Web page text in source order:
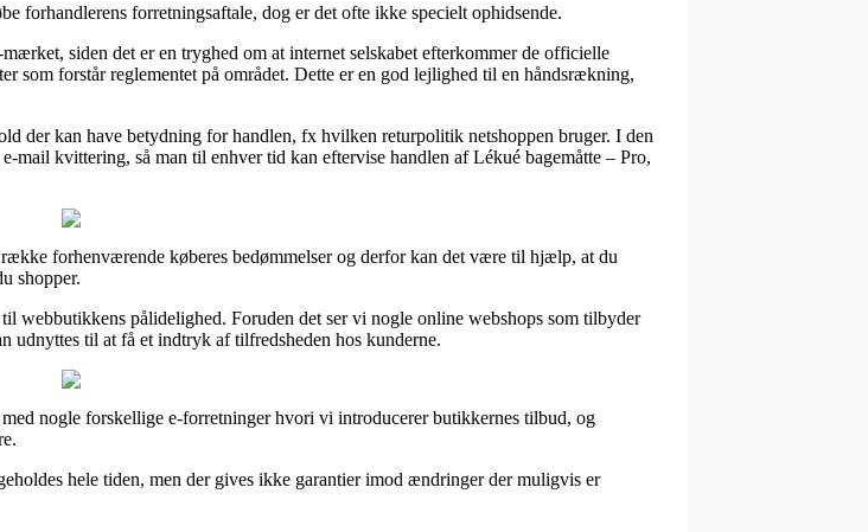
forhandlerens forretningsaftale, dog er det ofte ikke specielt ophidsende.
siden det er en tryghed om at internet selskabet efterkommer de officielle
som forstår reglementet på området. Dette er en god lejlighed til en håndsrækning,
der kan have betydning for handlen, fx hvilken returpolitik netshoppen bruger. I den
mail kvittering, så man til enhver tid kan eftervise handlen af Lékué bagemåtte – Pro,
forhenværende køberes bedømmelser og derfor kan det være til hjælp, at du
shopper.
webbutikkens pålidelighed. Foruden det ser vi nogle online webshops som tilbyder
udnyttes til at få et indtryk af tilfredsheden hos kunderne.
nogle forskellige e-forretninger hvori vi introducerer butikkernes tilbud, og
hele tiden, men der gives ikke garantier imod ændringer der muligvis er